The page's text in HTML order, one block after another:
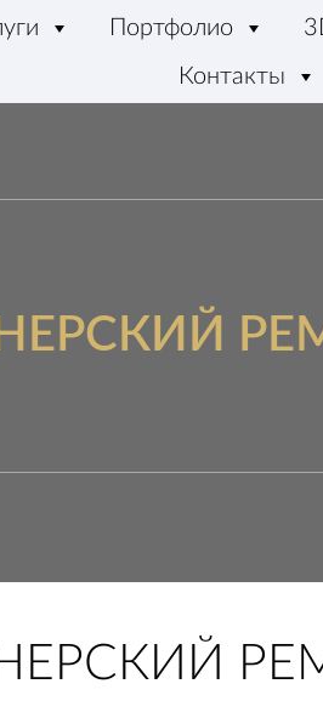
Портфолио
Контакты